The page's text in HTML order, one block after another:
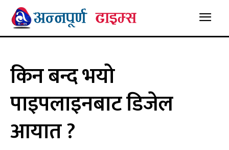
किन बन्द भयो
पाइपलाइनबाट डिजेल
आयात ?